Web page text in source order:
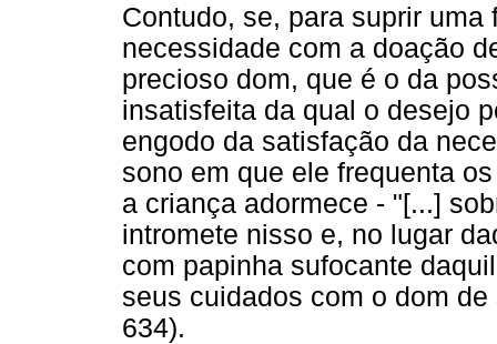
Contudo, se, para suprir
necessidade com a doação
precioso dom, que é o da
insatisfeita da qual o desejo
engodo da satisfação da
sono em que ele frequenta
a criança adormece - "[...]
intromete nisso e, no lugar
com papinha sufocante
seus cuidados com o dom
634).